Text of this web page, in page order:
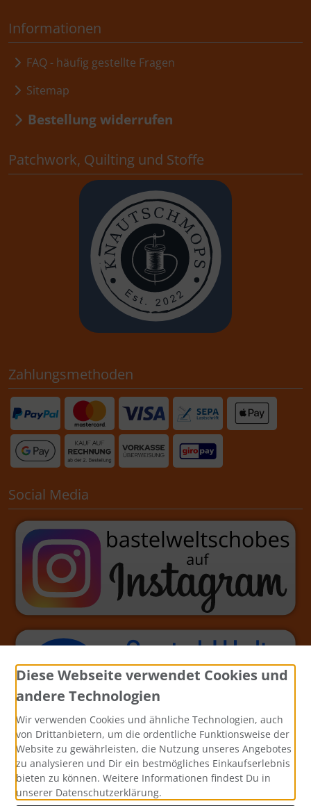
Informationen
FAQ - häufig gestellte Fragen
Sitemap
Bestellung widerrufen
Patchwork, Quilting und Stoffe
Zahlungsmethoden
Social Media
Diese Webseite verwendet Cookies und
andere Technologien
Wir verwenden Cookies und ähnliche Technologien, auch
von Drittanbietern, um die ordentliche Funktionsweise der
Website zu gewährleisten, die Nutzung unseres Angebotes
zu analysieren und Dir ein bestmögliches Einkaufserlebnis
bieten zu können. Weitere Informationen findest Du in
unserer Datenschutzerklärung.